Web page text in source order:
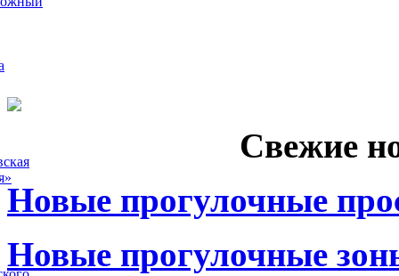
Свежие
Новые прогулочные
Новые прогулочные